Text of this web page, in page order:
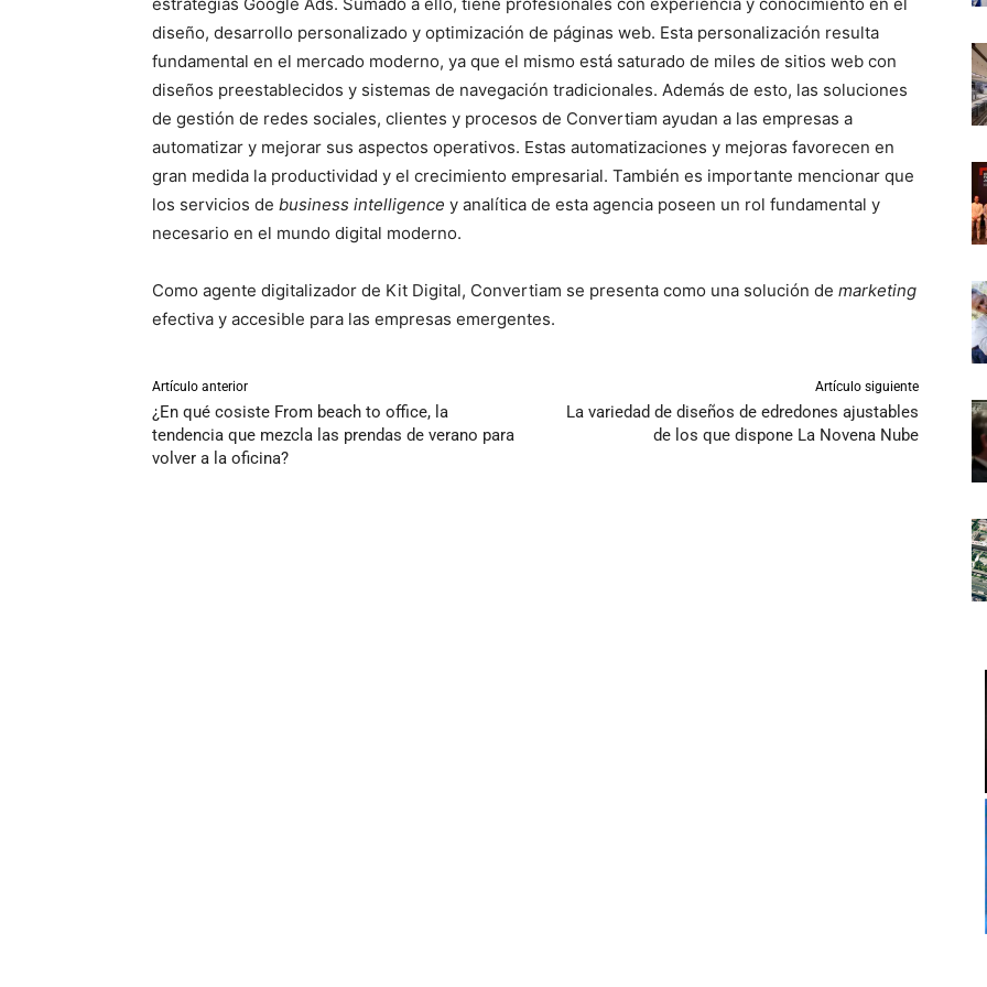
estrategias Google Ads. Sumado a ello, tiene profesionales con experiencia y conocimiento en el
diseño, desarrollo personalizado y optimización de páginas web. Esta personalización resulta
fundamental en el mercado moderno, ya que el mismo está saturado de miles de sitios web con
diseños preestablecidos y sistemas de navegación tradicionales. Además de esto, las soluciones
de gestión de redes sociales, clientes y procesos de Convertiam ayudan a las empresas a
automatizar y mejorar sus aspectos operativos. Estas automatizaciones y mejoras favorecen en
gran medida la productividad y el crecimiento empresarial. También es importante mencionar que
los servicios de business intelligence y analítica de esta agencia poseen un rol fundamental y
necesario en el mundo digital moderno.
Como agente digitalizador de Kit Digital, Convertiam se presenta como una solución de marketing
efectiva y accesible para las empresas emergentes.
Artículo anterior
¿En qué cosiste From beach to office, la
tendencia que mezcla las prendas de verano para
volver a la oficina?
Artículo siguiente
La variedad de diseños de edredones ajustables
de los que dispone La Novena Nube